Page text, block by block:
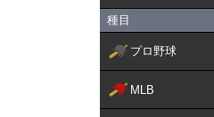
種目
プロ野球
MLB